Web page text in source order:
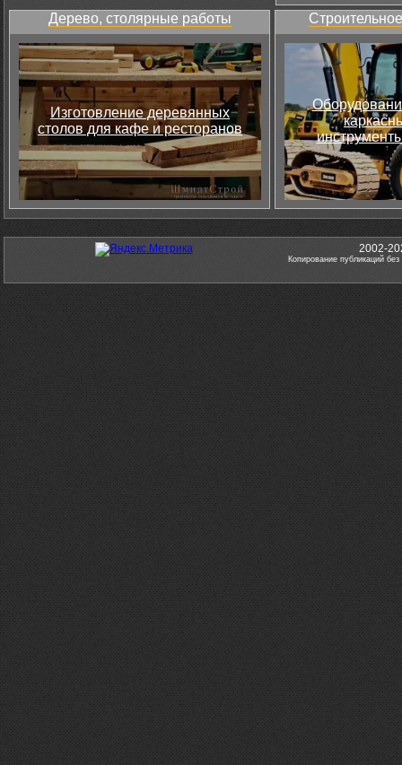
Дерево, столярные работы
Изготовление деревянных
столов для кафе и ресторанов
2002-
Копирование публикаций